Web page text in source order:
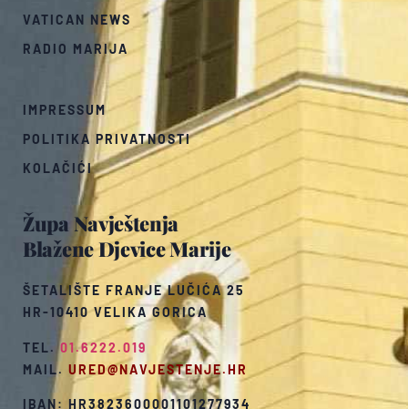
Župa Navještenja
Blažene Djevice Marije
ŠETALIŠTE FRANJE LUČIĆA 25
HR-10410 VELIKA GORICA
TEL.01.6222.019
MAIL. URED@NAVJESTENJE.HR
IBAN: HR3823600001101277934
VATICAN NEWS
RADIO MARIJA
IMPRESSUM
POLITIKA PRIVATNOSTI
KOLAČIĆI